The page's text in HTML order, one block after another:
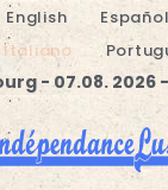
English Español
Italiano
- 07.08. 2026 -